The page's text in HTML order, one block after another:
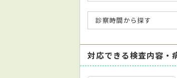
診察時間から探す
対応できる検査内容・